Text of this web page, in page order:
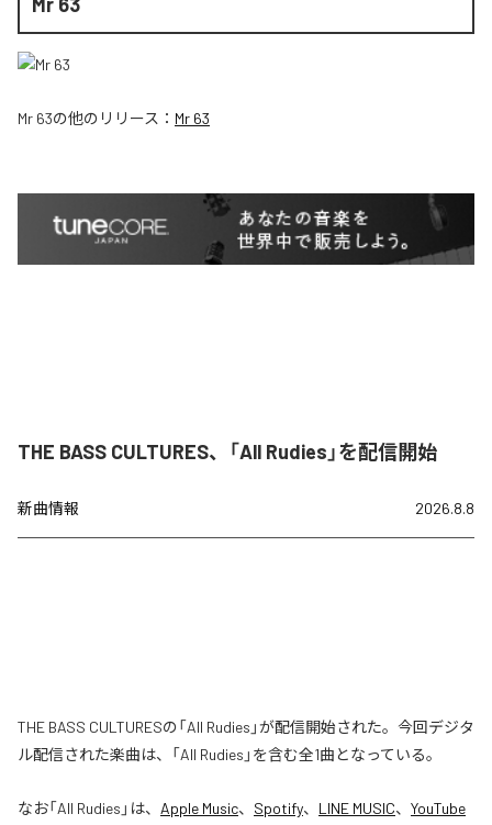
Mr 63の他のリリース： Mr 63
THE BASS CULTURES、「All Rudies」を配信開始
新曲情報 2026.8.8
THE BASS CULTURESの「All Rudies」が配信開始された。今回デジタ
ル配信された楽曲は、「All Rudies」を含む全1曲となっている。
なお「All Rudies 」は、 Apple Music、 Spotify、 LINE MUSIC、 YouTube